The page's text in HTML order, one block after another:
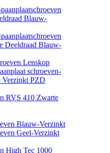
Blauw-
Deeldraad Blauw-
Lenskop
schroeven-
Verzinkt PZD
RVS 410 Zwarte
Blauw-Verzinkt
Geel-Verzinkt
High Tec 1000